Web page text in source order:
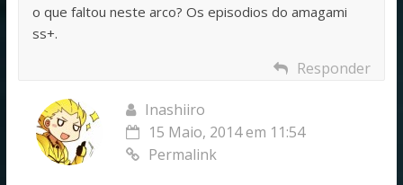
o que faltou neste arco? Os episodios do amagami
ss+.
Responder
Inashiiro
15 Maio, 2014 em 11:54
Permalink